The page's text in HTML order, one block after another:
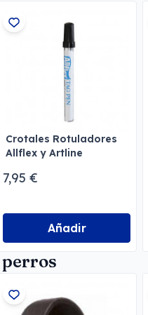
Crotales Rotuladores
Allflex y Artline
7,95 €
Añadir